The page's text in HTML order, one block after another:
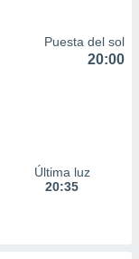
Puesta del sol
20:00
Última luz
20:35